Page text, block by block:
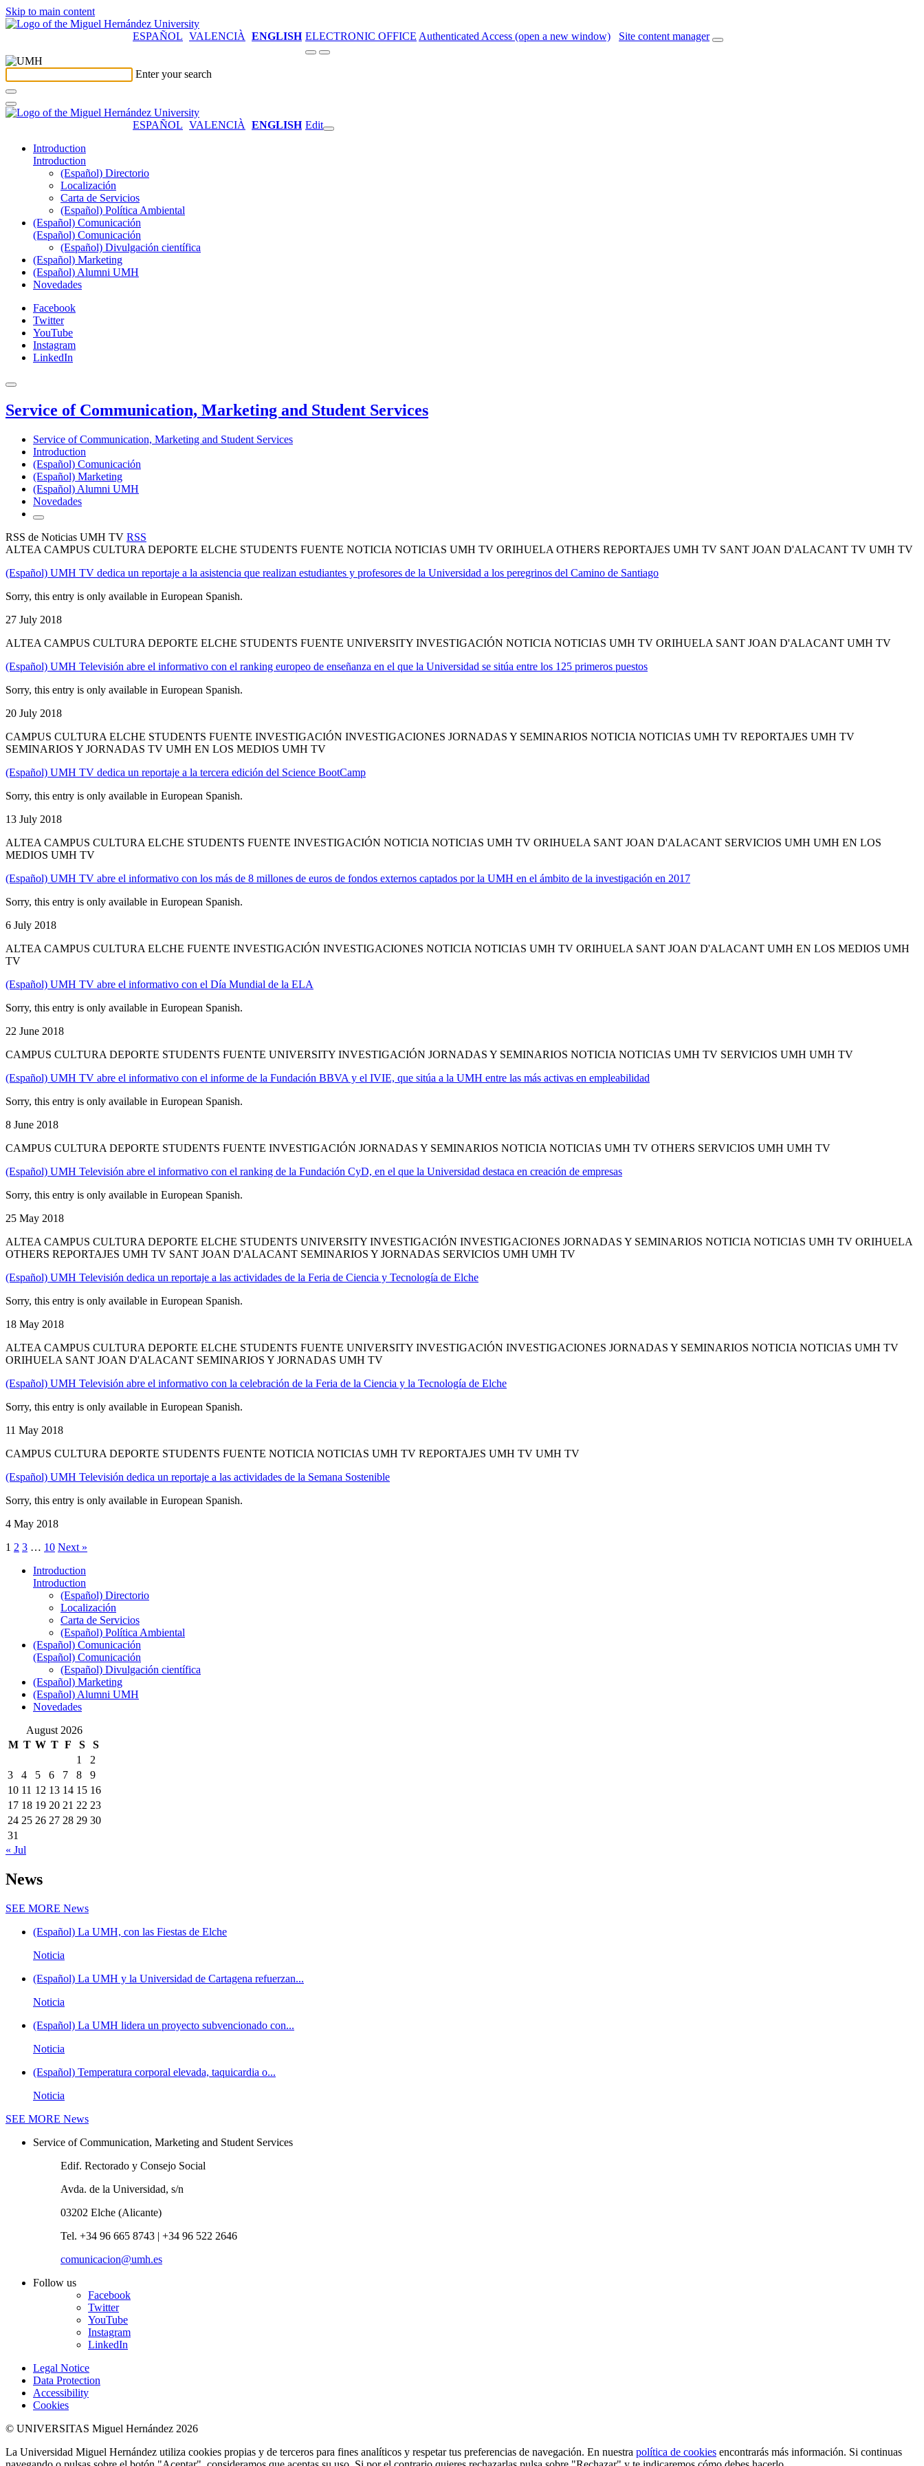
Skip to main content
ESPAÑOL VALENCIÀ ENGLISH ELECTRONIC OFFICE Authenticated Access (open a new window) Site content manager
Enter your search
ESPAÑOL VALENCIÀ ENGLISH Edit
Introduction
Introduction
(Español) Directorio
Localización
Carta de Servicios
(Español) Política Ambiental
(Español) Comunicación
(Español) Comunicación
(Español) Divulgación científica
(Español) Marketing
(Español) Alumni UMH
Novedades
Facebook
Twitter
YouTube
Instagram
LinkedIn
Service of Communication, Marketing and Student Services
Service of Communication, Marketing and Student Services
Introduction
(Español) Comunicación
(Español) Marketing
(Español) Alumni UMH
Novedades
RSS de Noticias UMH TV RSS
ALTEA CAMPUS CULTURA DEPORTE ELCHE STUDENTS FUENTE NOTICIA NOTICIAS UMH TV ORIHUELA OTHERS REPORTAJES UMH TV SANT JOAN D'ALACANT TV UMH TV
(Español) UMH TV dedica un reportaje a la asistencia que realizan estudiantes y profesores de la Universidad a los peregrinos del Camino de Santiago
Sorry, this entry is only available in European Spanish.
27 July 2018
ALTEA CAMPUS CULTURA DEPORTE ELCHE STUDENTS FUENTE UNIVERSITY INVESTIGACIÓN NOTICIA NOTICIAS UMH TV ORIHUELA SANT JOAN D'ALACANT UMH TV
(Español) UMH Televisión abre el informativo con el ranking europeo de enseñanza en el que la Universidad se sitúa entre los 125 primeros puestos
Sorry, this entry is only available in European Spanish.
20 July 2018
CAMPUS CULTURA ELCHE STUDENTS FUENTE INVESTIGACIÓN INVESTIGACIONES JORNADAS Y SEMINARIOS NOTICIA NOTICIAS UMH TV REPORTAJES UMH TV
SEMINARIOS Y JORNADAS TV UMH EN LOS MEDIOS UMH TV
(Español) UMH TV dedica un reportaje a la tercera edición del Science BootCamp
Sorry, this entry is only available in European Spanish.
13 July 2018
ALTEA CAMPUS CULTURA ELCHE STUDENTS FUENTE INVESTIGACIÓN NOTICIA NOTICIAS UMH TV ORIHUELA SANT JOAN D'ALACANT SERVICIOS UMH UMH EN LOS
MEDIOS UMH TV
(Español) UMH TV abre el informativo con los más de 8 millones de euros de fondos externos captados por la UMH en el ámbito de la investigación en 2017
Sorry, this entry is only available in European Spanish.
6 July 2018
ALTEA CAMPUS CULTURA ELCHE FUENTE INVESTIGACIÓN INVESTIGACIONES NOTICIA NOTICIAS UMH TV ORIHUELA SANT JOAN D'ALACANT UMH EN LOS MEDIOS UMH
TV
(Español) UMH TV abre el informativo con el Día Mundial de la ELA
Sorry, this entry is only available in European Spanish.
22 June 2018
CAMPUS CULTURA DEPORTE STUDENTS FUENTE UNIVERSITY INVESTIGACIÓN JORNADAS Y SEMINARIOS NOTICIA NOTICIAS UMH TV SERVICIOS UMH UMH TV
(Español) UMH TV abre el informativo con el informe de la Fundación BBVA y el IVIE, que sitúa a la UMH entre las más activas en empleabilidad
Sorry, this entry is only available in European Spanish.
8 June 2018
CAMPUS CULTURA DEPORTE STUDENTS FUENTE INVESTIGACIÓN JORNADAS Y SEMINARIOS NOTICIA NOTICIAS UMH TV OTHERS SERVICIOS UMH UMH TV
(Español) UMH Televisión abre el informativo con el ranking de la Fundación CyD, en el que la Universidad destaca en creación de empresas
Sorry, this entry is only available in European Spanish.
25 May 2018
ALTEA CAMPUS CULTURA DEPORTE ELCHE STUDENTS UNIVERSITY INVESTIGACIÓN INVESTIGACIONES JORNADAS Y SEMINARIOS NOTICIA NOTICIAS UMH TV ORIHUELA
OTHERS REPORTAJES UMH TV SANT JOAN D'ALACANT SEMINARIOS Y JORNADAS SERVICIOS UMH UMH TV
(Español) UMH Televisión dedica un reportaje a las actividades de la Feria de Ciencia y Tecnología de Elche
Sorry, this entry is only available in European Spanish.
18 May 2018
ALTEA CAMPUS CULTURA DEPORTE ELCHE STUDENTS FUENTE UNIVERSITY INVESTIGACIÓN INVESTIGACIONES JORNADAS Y SEMINARIOS NOTICIA NOTICIAS UMH TV
ORIHUELA SANT JOAN D'ALACANT SEMINARIOS Y JORNADAS UMH TV
(Español) UMH Televisión abre el informativo con la celebración de la Feria de la Ciencia y la Tecnología de Elche
Sorry, this entry is only available in European Spanish.
11 May 2018
CAMPUS CULTURA DEPORTE STUDENTS FUENTE NOTICIA NOTICIAS UMH TV REPORTAJES UMH TV UMH TV
(Español) UMH Televisión dedica un reportaje a las actividades de la Semana Sostenible
Sorry, this entry is only available in European Spanish.
4 May 2018
1 2 3 … 10 Next »
Introduction
Introduction
(Español) Directorio
Localización
Carta de Servicios
(Español) Política Ambiental
(Español) Comunicación
(Español) Comunicación
(Español) Divulgación científica
(Español) Marketing
(Español) Alumni UMH
Novedades
August 2026
M T W T F S
S
1
2
3
4 5 6 7 8
9
10 11 12 13 14 15 16
17 18 19 20 21 22 23
24 25 26 27 28 29 30
31
« Jul
News
SEE MORE News
(Español) La UMH, con las Fiestas de Elche
Noticia
(Español) La UMH y la Universidad de Cartagena refuerzan...
Noticia
(Español) La UMH lidera un proyecto subvencionado con...
Noticia
(Español) Temperatura corporal elevada, taquicardia o...
Noticia
SEE MORE News
Service of Communication, Marketing and Student Services
Edif. Rectorado y Consejo Social
Avda. de la Universidad, s/n
03202 Elche (Alicante)
Tel. +34 96 665 8743 | +34 96 522 2646
comunicacion@umh.es
Follow us
Facebook
Twitter
YouTube
Instagram
LinkedIn
Legal Notice
Data Protection
Accessibility
Cookies
© UNIVERSITAS Miguel Hernández 2026
La Universidad Miguel Hernández utiliza cookies propias y de terceros para fines analíticos y respetar tus preferencias de navegación. En nuestra política de cookies encontrarás más información. Si continuas